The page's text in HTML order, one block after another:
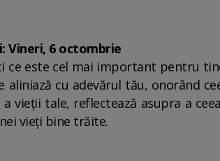
Vineri, 6 octombrie
ce este cel mai important pentru
cu adevărul tău, onorând
vieții tale, reflectează asupra a
vieți bine trăite.